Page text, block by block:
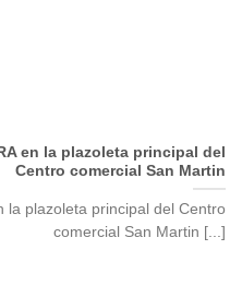
en la plazoleta principal del
Centro comercial San Martin
la plazoleta principal del Centro
comercial San Martin [...]